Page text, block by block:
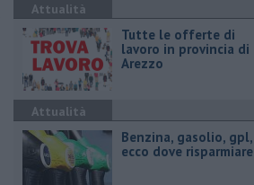
Attualità
​Tutte le offerte di
lavoro in provincia di
Arezzo
Attualità
​Benzina, gasolio, gpl,
ecco dove risparmiare